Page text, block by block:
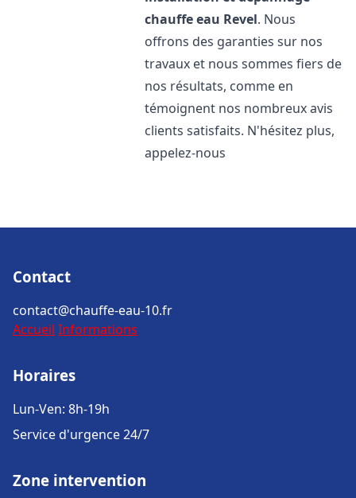
chauffe eau Revel. Nous
offrons des garanties sur nos
travaux et nous sommes fiers de
nos résultats, comme en
témoignent nos nombreux avis
clients satisfaits. N'hésitez plus,
appelez-nous
Contact
contact@chauffe-eau-10.fr
Accueil Informations
Horaires
Lun-Ven: 8h-19h
Service d'urgence 24/7
Zone intervention